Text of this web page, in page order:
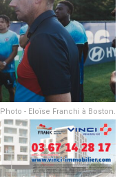
Photo - Eloïse Franchi à Boston.